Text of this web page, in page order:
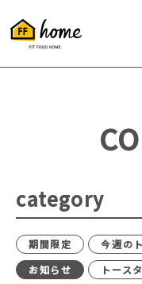
category
期間限定 今週の
お知らせ
トース